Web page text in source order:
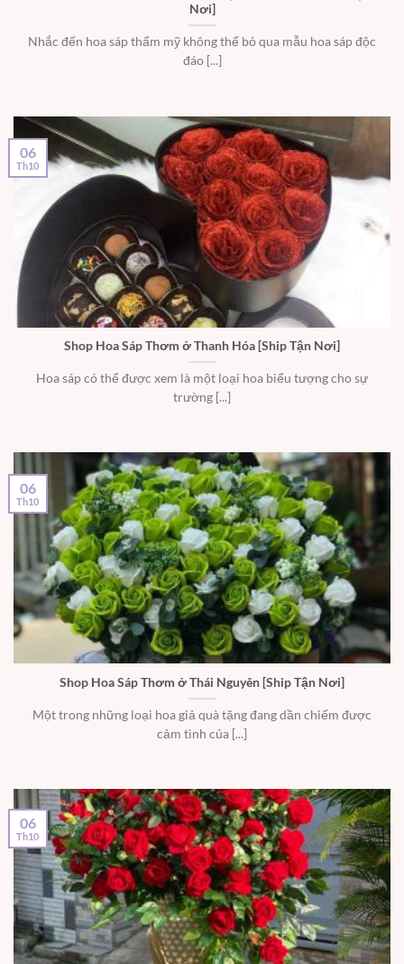
Nơi]
Nhắc đến hoa sáp thẩm mỹ không thể bỏ qua mẫu hoa sáp độc
đáo [...]
Shop Hoa Sáp Thơm ở Thanh Hóa [Ship Tận Nơi]
Hoa sáp có thể được xem là một loại hoa biểu tượng cho sự
trường [...]
06
Th10
Shop Hoa Sáp Thơm ở Thái Nguyên [Ship Tận Nơi]
Một trong những loại hoa giả quà tặng đang dần chiếm được
cảm tình của [...]
06
Th10
06
Th10